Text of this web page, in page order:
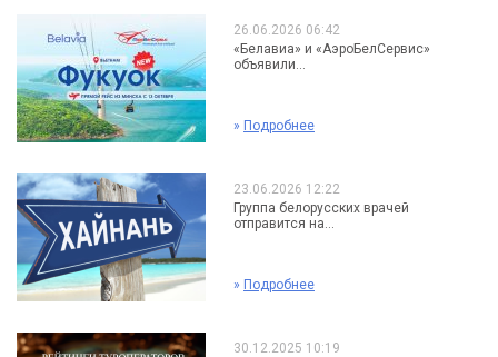
26.06.2026 06:42
«Белавиа» и «АэроБелСервис»
объявили...
» Подробнее
23.06.2026 12:22
Группа белорусских врачей
отправится на...
» Подробнее
30.12.2025 10:19